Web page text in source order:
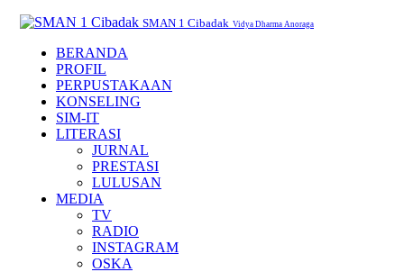
SMAN 1 Cibadak Vidya Dharma Anoraga
BERANDA
PROFIL
PERPUSTAKAAN
KONSELING
SIM-IT
LITERASI
JURNAL
PRESTASI
LULUSAN
MEDIA
TV
RADIO
INSTAGRAM
OSKA